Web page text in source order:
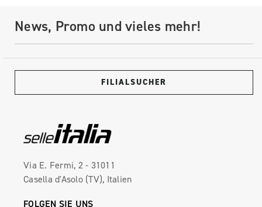
News, Promo und vieles mehr!
FILIALSUCHER
Via E. Fermi, 2 - 31011
Casella d'Asolo (TV), Italien
FOLGEN SIE UNS